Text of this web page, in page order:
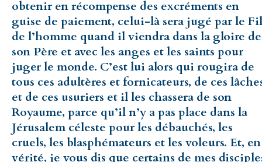
obtenir en récompense des excréments en
guise de paiement, celui-là sera jugé par le
de l’homme quand il viendra dans la gloire de
son Père et avec les anges et les saints pour
juger le monde. C’est lui alors qui rougira de
tous ces adultères et fornicateurs, de ces
et de ces usuriers et il les chassera de son
Royaume, parce qu’il n’y a pas place dans la
Jérusalem céleste pour les débauchés, les
cruels, les blasphémateurs et les voleurs. Et, en
vérité, je vous dis que certains de mes